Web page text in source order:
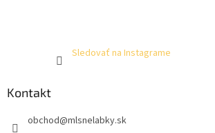
Sledovať na Instagrame
Kontakt
obchod@mlsnelabky.sk